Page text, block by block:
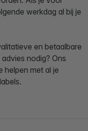
werkdag al bij je
en betaalbare
nodig? Ons
helpen met al je